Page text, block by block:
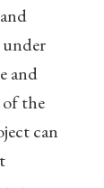
and
of the
can